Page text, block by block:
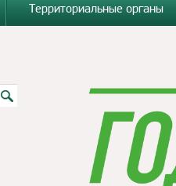
Территориальные органы